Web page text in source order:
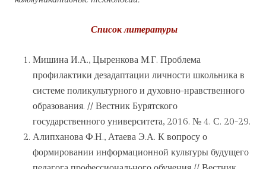
Список литературы
Мишина И.А., Цыренкова М.Г. Проблема
профилактики дезадаптации личности школьника в
системе поликультурного и духовно-нравственного
образования. // Вестник Бурятского
государственного университета, 2016. № 4. С. 20-29.
Алипханова Ф.Н., Атаева Э.А. К вопросу о
формировании информационной культуры будущего